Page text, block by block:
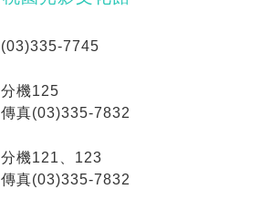
(03)335-7745
分機125
傳真(03)335-7832
分機121、123
傳真(03)335-7832